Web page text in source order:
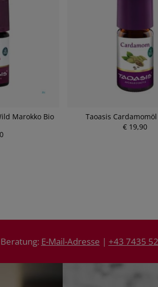
Marokko Bio
Taoasis
€ 19,90
P
P
E-Mail-Adresse | +43 7435